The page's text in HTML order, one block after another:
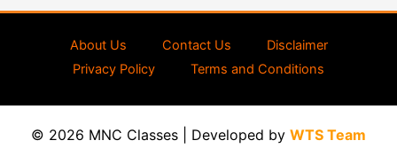
About Us Contact Us
Disclaimer
Privacy Policy
Terms and Conditions
© 2026 MNC Classes | Developed by WTS Team